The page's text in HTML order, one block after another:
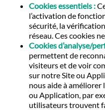
Cookies essentiels :
l’activation de
sécurité, la
réseau. Ces cookies
Cookies d’analyse/
permettent de
visiteurs et de voir
sur notre Site ou
nous aide à
ou Application, par
utilisateurs trouvent